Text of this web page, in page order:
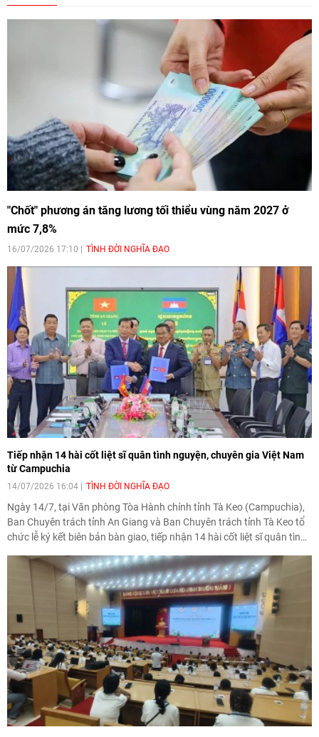
"Chốt" phương án tăng lương tối thiểu vùng năm 2027 ở
mức 7,8%
16/07/2026 17:10 TÌNH ĐỜI NGHĨA ĐẠO
Tiếp nhận 14 hài cốt liệt sĩ quân tình nguyện, chuyên gia Việt Nam
từ Campuchia
14/07/2026 16:04 TÌNH ĐỜI NGHĨA ĐẠO
Ngày 14/7, tại Văn phòng Tòa Hành chính tỉnh Tà Keo (Campuchia),
Ban Chuyên trách tỉnh An Giang và Ban Chuyên trách tỉnh Tà Keo tổ
chức lễ ký kết biên bản bàn giao, tiếp nhận 14 hài cốt liệt sĩ quân tình
2026.